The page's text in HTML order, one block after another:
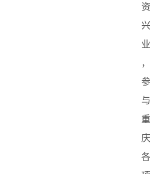
资
兴
业
，
参
与
重
庆
各